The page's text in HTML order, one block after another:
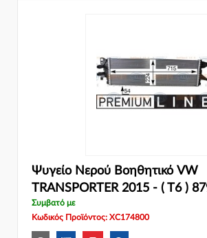
Ψυγείο Νερού Βοηθητικό VW
TRANSPORTER 2015 - ( T6 )
Συμβατό με
Κωδικός Προϊόντος: XC174800